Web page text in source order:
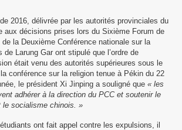
de 2016, délivrée par les autorités provinciales du
aux décisions prises lors du Sixième Forum de
la Deuxième Conférence nationale sur la
Larung Gar ont stipulé que l’ordre de
était venu des autorités supérieures sous le
conférence sur la religion tenue à Pékin du 22
le président Xi Jinping a souligné que « les
adhérer à la direction du PCC et soutenir le
socialisme chinois. »
ont fait appel contre les expulsions, il